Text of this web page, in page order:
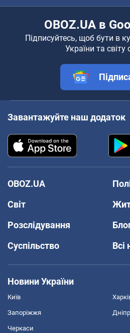
OBOZ.UA в
Підписуйтесь, щоб бути в
України та світу
Завантажуйте наш додаток
OBOZ.UA
Світ
Розслідування
Суспільство
Всі
Новини України
Київ
Запоріжжя
Черкаси